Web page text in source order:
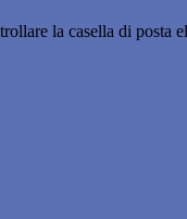
la casella di posta